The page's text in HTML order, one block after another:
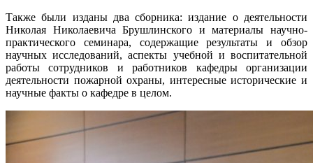
Также были изданы два сборника: издание о деятельности
Николая Николаевича Брушлинского и материалы научно-
практического семинара, содержащие результаты и обзор
научных исследований, аспекты учебной и воспитательной
работы сотрудников и работников кафедры организации
деятельности пожарной охраны, интересные исторические и
научные факты о кафедре в целом.